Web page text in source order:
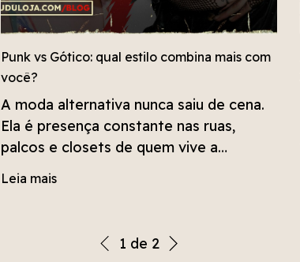
Punk vs Gótico: qual estilo combina mais com
você?
A moda alternativa nunca saiu de cena.
Ela é presença constante nas ruas,
palcos e closets de quem vive a
contracultura. O que muda são as
Leia mais
1 de 2